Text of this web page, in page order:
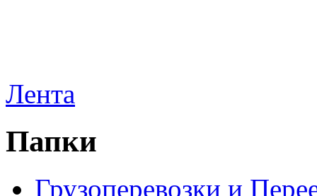
Лента
Папки
Грузоперевозки и